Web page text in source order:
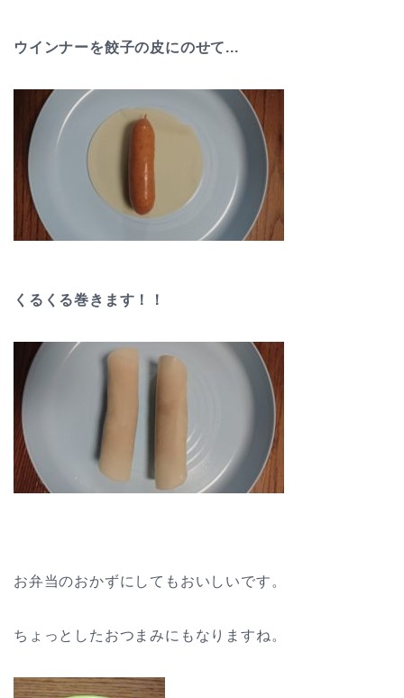
ウインナーを餃子の皮にのせて...
くるくる巻きます！！
お弁当のおかずにしてもおいしいです。
ちょっとしたおつまみにもなりますね。